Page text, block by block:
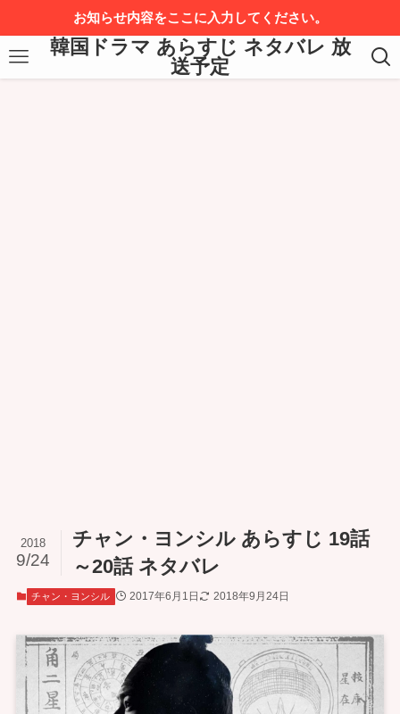
お知らせ内容をここに入力してください。
韓国ドラマ あらすじ ネタバレ 放
送予定
チャン・ヨンシル あらすじ 19話
～20話 ネタバレ
2018
9/24
チャン・ヨンシル 2017年6月1日 2018年9月24日